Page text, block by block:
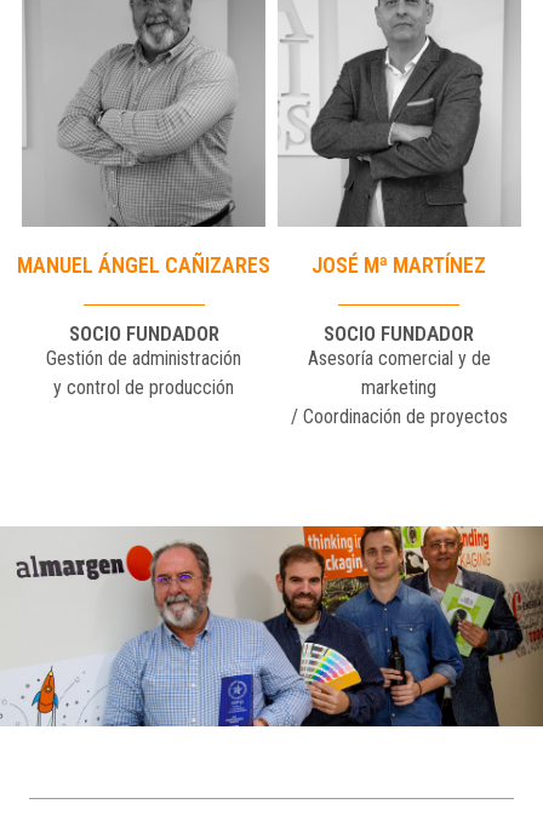
MANUEL ÁNGEL CAÑIZARES
SOCIO FUNDADOR
Gestión de administración
y control de producción
JOSÉ Mª MARTÍNEZ
SOCIO FUNDADOR
Asesoría comercial y de
marketing
/ Coordinación de proyectos